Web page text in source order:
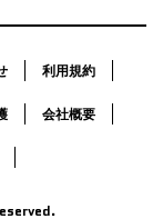
利用規約
会社概要